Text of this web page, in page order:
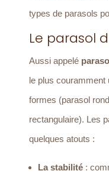
types de parasols
Le parasol
Aussi appelé
le plus couramment
formes (parasol
rectangulaire). Les
quelques atouts :
La stabilité: